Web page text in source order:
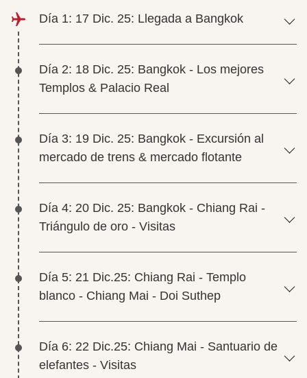
Día 1: 17 Dic. 25: Llegada a Bangkok
Día 2: 18 Dic. 25: Bangkok - Los mejores
Templos & Palacio Real
Día 3: 19 Dic. 25: Bangkok - Excursión al
mercado de trens & mercado flotante
Día 4: 20 Dic. 25: Bangkok - Chiang Rai -
Triángulo de oro - Visitas
Día 5: 21 Dic.25: Chiang Rai - Templo
blanco - Chiang Mai - Doi Suthep
Día 6: 22 Dic.25: Chiang Mai - Santuario de
elefantes - Visitas